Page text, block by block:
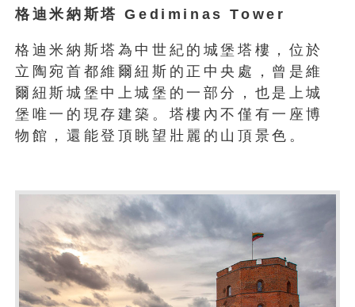
格迪米納斯塔 Gediminas Tower
格迪米納斯塔為中世紀的城堡塔樓，位於
立陶宛首都維爾紐斯的正中央處，曾是維
爾紐斯城堡中上城堡的一部分，也是上城
堡唯一的現存建築。塔樓內不僅有一座博
物館，還能登頂眺望壯麗的山頂景色。